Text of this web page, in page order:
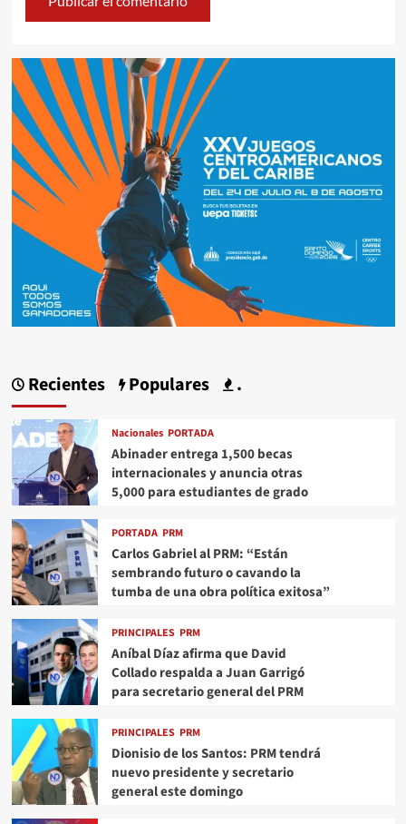
Recientes Populares .
Nacionales PORTADA
Abinader entrega 1,500 becas
internacionales y anuncia otras
5,000 para estudiantes de grado
PORTADA PRM
Carlos Gabriel al PRM: “Están
sembrando futuro o cavando la
tumba de una obra política exitosa”
PRINCIPALES PRM
Aníbal Díaz afirma que David
Collado respalda a Juan Garrigó
para secretario general del PRM
PRINCIPALES PRM
Dionisio de los Santos: PRM tendrá
nuevo presidente y secretario
general este domingo